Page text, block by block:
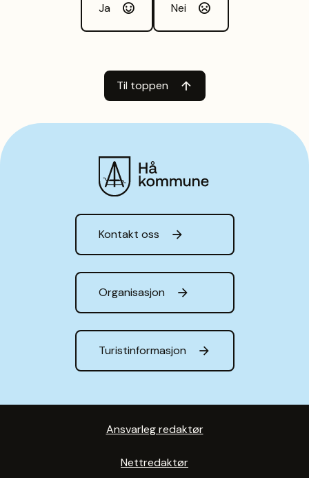
Ja Nei
Til toppen
Kontakt oss
Organisasjon
Turistinformasjon
Ansvarleg redaktør
Nettredaktør